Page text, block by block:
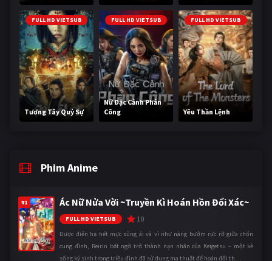
FULL HD VIETSUB
Tương Tây Quỷ Sự
FULL HD VIETSUB
Nữ Đặc Cảnh Phản
Công
FULL HD VIETSUB
Yêu Thần Lệnh
Phim Anime
#1 Ác Nữ Nửa Vời ~Truyền Kì Hoán Hồn Đổi Xác~
FULL HD VIETSUB 10
Được điện hạ hết mực sủng ái và ví như nàng bướm rực rỡ giữa chốn
cung đình, Reirin bất ngờ trở thành nạn nhân của Keigetsu – một kẻ
sống ký sinh trong triều đình đã sử dụng ma thuật để hoán đổi th ...